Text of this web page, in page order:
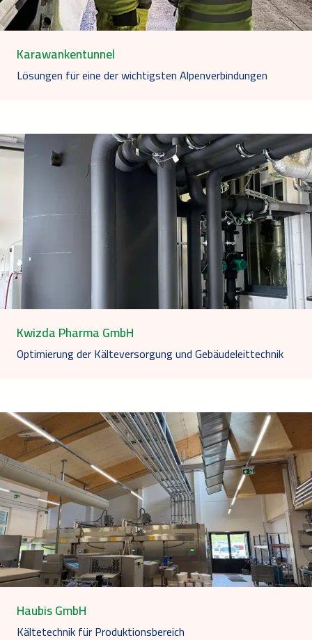
Karawankentunnel
Lösungen für eine der wichtigsten Alpenverbindungen
Kwizda Pharma GmbH
Optimierung der Kälteversorgung und Gebäudeleittechnik
Haubis GmbH
Kältetechnik für Produktionsbereich